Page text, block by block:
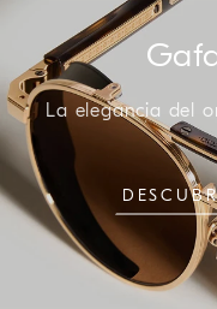
La elegancia del